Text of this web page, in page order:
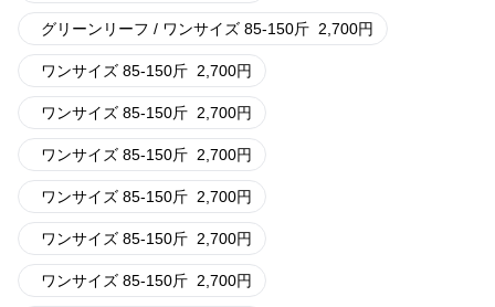
グリーンリーフ / ワンサイズ 85-150斤 2,700円
ワンサイズ 85-150斤 2,700円
ワンサイズ 85-150斤 2,700円
ワンサイズ 85-150斤 2,700円
ワンサイズ 85-150斤 2,700円
ワンサイズ 85-150斤 2,700円
ワンサイズ 85-150斤 2,700円